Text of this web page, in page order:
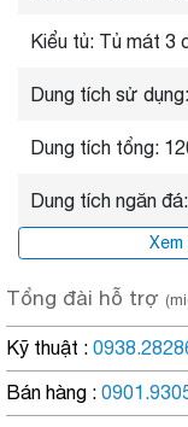
LED:
chiếu sáng bên
Cửa kính 2 lớp hút
Cửa kính 2 lớp hút
kiệm điện năng.
Cửa có tÍnh năng
Cửa tủ mát Alaska
Kiểu tủ: Tủ mát 3
Dung tích sử
Dung tích tổng:
Dung tích ngăn đá:
Tổng đài hỗ trợ
Kỹ thuật :
Bán hàng :